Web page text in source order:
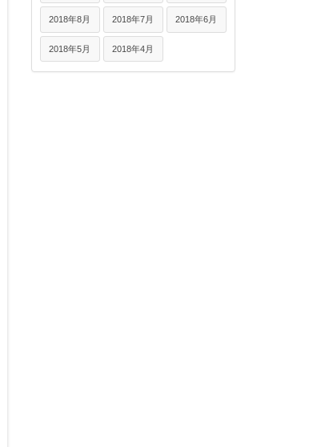
2018年8月 2018年7月 2018年6月
2018年5月 2018年4月